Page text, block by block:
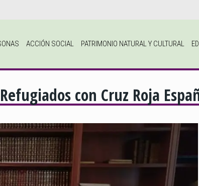
ACCIÓN SOCIAL PATRIMONIO NATURAL Y CULTURAL
con Cruz Roja